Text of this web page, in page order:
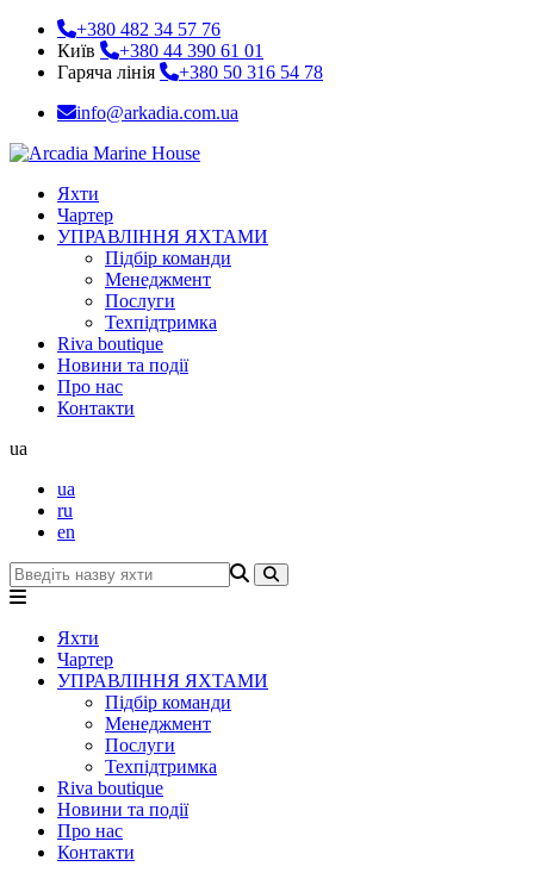
+380 482 34 57 76
Київ
+380 44 390 61 01
Гаряча лінія
+380 50 316 54 78
info@arkadia.com.ua
Яхти
Чартер
УПРАВЛІННЯ ЯХТАМИ
Підбір команди
Менеджмент
Послуги
Техпідтримка
Riva boutique
Новини та події
Про нас
Контакти
ua
ua
ru
en
Яхти
Чартер
УПРАВЛІННЯ ЯХТАМИ
Підбір команди
Менеджмент
Послуги
Техпідтримка
Riva boutique
Новини та події
Про нас
Контакти